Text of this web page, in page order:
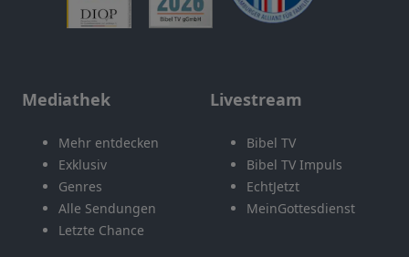
Mediathek
Mehr entdecken
Exklusiv
Genres
Alle Sendungen
Letzte Chance
Livestream
Bibel TV
Bibel TV Impuls
EchtJetzt
MeinGottesdienst